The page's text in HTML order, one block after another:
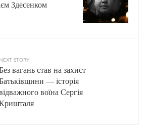
Здесенком
NEXT STORY
вагань став на захист
— історія
воїна Сергія